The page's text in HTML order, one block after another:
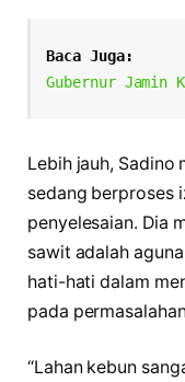
Baca Juga:
Gubernur Jamin
Lebih jauh, Sadino
sedang berproses
penyelesaian. Dia
sawit adalah
hati-hati dalam
pada
“Lahan kebun